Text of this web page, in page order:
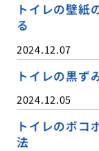
トイレの壁紙
る
2024.12.07
トイレの黒ず
2024.12.05
トイレのボコ
法